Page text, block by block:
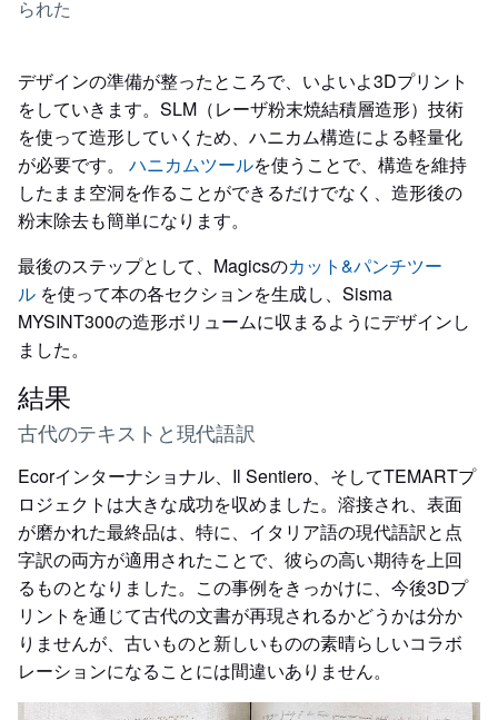
られた
デザインの準備が整ったところで、いよいよ3Dプリント
をしていきます。SLM（レーザ粉末焼結積層造形）技術
を使って造形していくため、ハニカム構造による軽量化
が必要です。 ハニカムツールを使うことで、構造を維持
したまま空洞を作ることができるだけでなく、造形後の
粉末除去も簡単になります。
最後のステップとして、Magicsのカット&パンチツー
ル を使って本の各セクションを生成し、Sisma
MYSINT300の造形ボリュームに収まるようにデザインし
ました。
結果
古代のテキストと現代語訳
Ecorインターナショナル、Il Sentiero、そしてTEMARTプ
ロジェクトは大きな成功を収めました。溶接され、表面
が磨かれた最終品は、特に、イタリア語の現代語訳と点
字訳の両方が適用されたことで、彼らの高い期待を上回
るものとなりました。この事例をきっかけに、今後3Dプ
リントを通じて古代の文書が再現されるかどうかは分か
りませんが、古いものと新しいものの素晴らしいコラボ
レーションになることには間違いありません。